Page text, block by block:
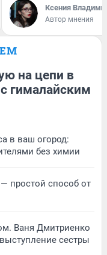
Ксения
Автор мнения
на цепи в
гималайским
в ваш огород:
без химии
простой способ от
Ваня Дмитриенко
сестры